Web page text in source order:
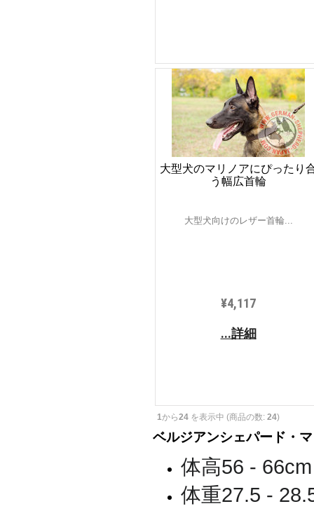
大型犬のマリノアにぴったり
う幅広首輪
大型犬向けのレザー首輪...
¥4,117
...詳細
1から24 を表示中 (商品の数: 24)
ベルジアンシェパード・
体高56 - 66cm
体重27.5 -